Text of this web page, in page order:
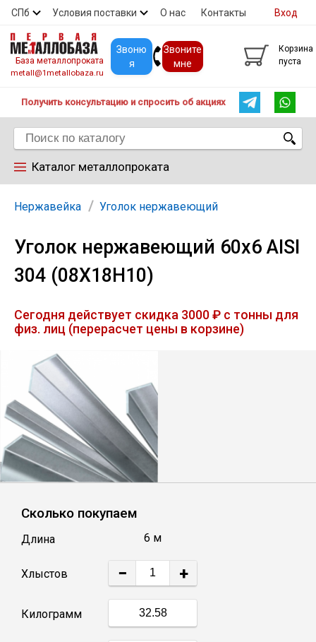
СПб Условия поставки О нас Контакты
Скидки Прайс Покупателям
Вход
База металлопроката
metall@1metallobaza.ru
Звоню
я
Звоните
мне
Корзина
пуста
Получить консультацию и спросить об акциях
Каталог металлопроката
Арматура
Труба профильная
Лист
Уголок
Балка
Швеллер
Катанка
Нержавейка Уголок нержавеющий
Уголок нержавеющий 60х6 AISI
304 (08Х18Н10)
Сегодня действует скидка 3000 ₽ с тонны для
физ. лиц (перерасчет цены в корзине)
Сколько покупаем
Длина 6 м
Хлыстов − +
Килограмм